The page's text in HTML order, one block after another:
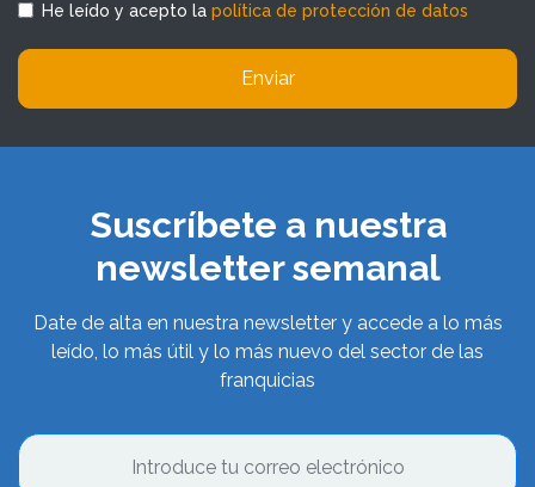
He leído y acepto la política de protección de datos
Enviar
Suscríbete a nuestra
newsletter semanal
Date de alta en nuestra newsletter y accede a lo más
leído, lo más útil y lo más nuevo del sector de las
franquicias